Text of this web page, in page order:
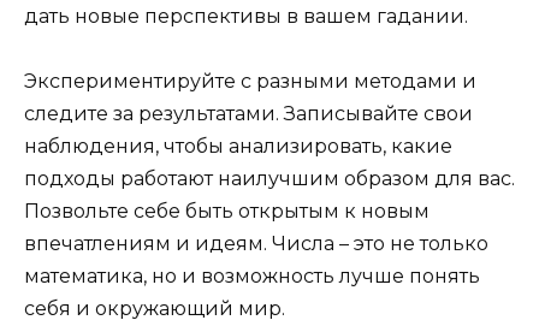
дать новые перспективы в вашем гадании.
Экспериментируйте с разными методами и
следите за результатами. Записывайте свои
наблюдения, чтобы анализировать, какие
подходы работают наилучшим образом для вас.
Позвольте себе быть открытым к новым
впечатлениям и идеям. Числа – это не только
математика, но и возможность лучше понять
себя и окружающий мир.